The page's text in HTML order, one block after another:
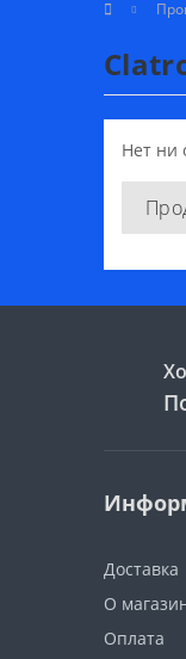
Нет ни
Доставка
О
Оплата